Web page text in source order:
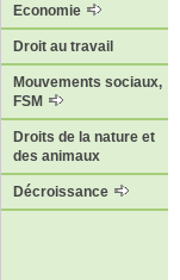
Economie
Droit au travail
Mouvements sociaux,
FSM
Droits de la nature et
des animaux
Décroissance